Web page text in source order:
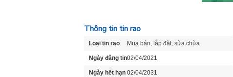
Thông tin tin rao
Loại tin rao Mua bán, lắp đặt, sữa chữa
Ngày đăng tin02/04/2021
Ngày hết hạn 02/04/2031